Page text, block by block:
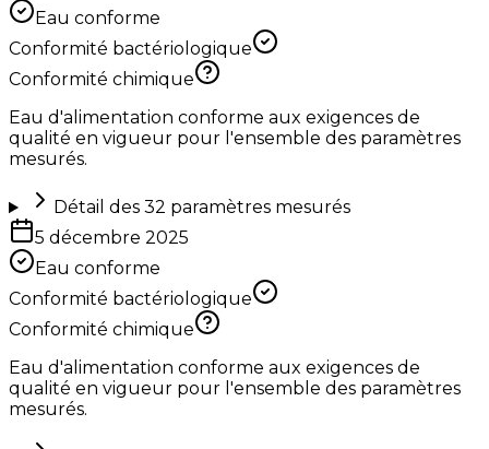
Eau conforme
Conformité bactériologique
Conformité chimique
Eau d'alimentation conforme aux exigences de
qualité en vigueur pour l'ensemble des paramètres
mesurés.
Détail des 32 paramètres mesurés
5 décembre 2025
Eau conforme
Conformité bactériologique
Conformité chimique
Eau d'alimentation conforme aux exigences de
qualité en vigueur pour l'ensemble des paramètres
mesurés.